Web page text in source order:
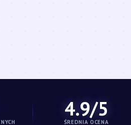
4.9/5
ŚREDNIA OCENA